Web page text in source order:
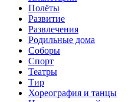
Полёты
Развитие
Развлечения
Родильные дома
Соборы
Спорт
Театры
Тир
Хореография и танцы